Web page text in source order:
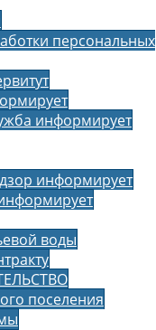
персональных
информирует
информирует
воды
поселения